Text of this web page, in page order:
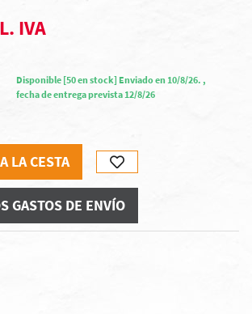
IVA
Disponible [50 en stock] Enviado en 10/8/26. ,
fecha de entrega prevista 12/8/26
LA CESTA
GASTOS DE ENVÍO